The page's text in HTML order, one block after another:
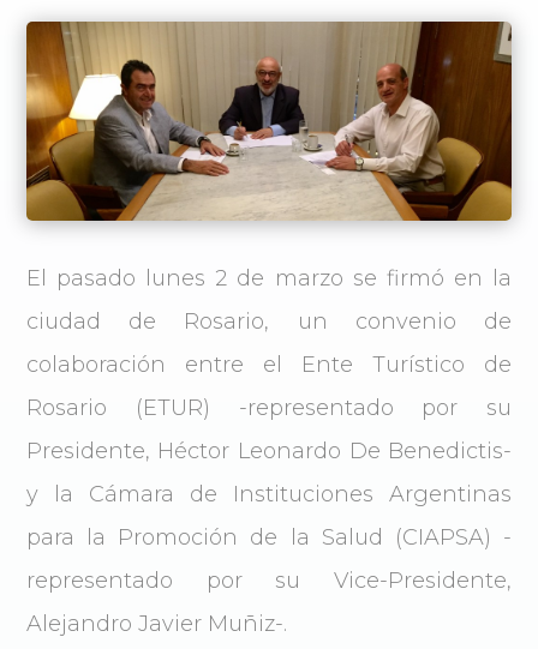
El pasado lunes 2 de marzo se firmó en la
ciudad de Rosario, un convenio de
colaboración entre el Ente Turístico de
Rosario (ETUR) -representado por su
Presidente, Héctor Leonardo De Benedictis-
y la Cámara de Instituciones Argentinas
para la Promoción de la Salud (CIAPSA) -
representado por su Vice-Presidente,
Alejandro Javier Muñiz-.